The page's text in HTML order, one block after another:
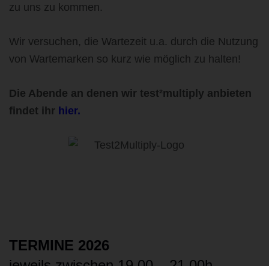
zu uns zu kommen.
Wir versuchen, die Wartezeit u.a. durch die Nutzung
von Wartemarken so kurz wie möglich zu halten!
Die Abende an denen wir test²multiply anbieten
findet ihr hier.
TERMINE 2026